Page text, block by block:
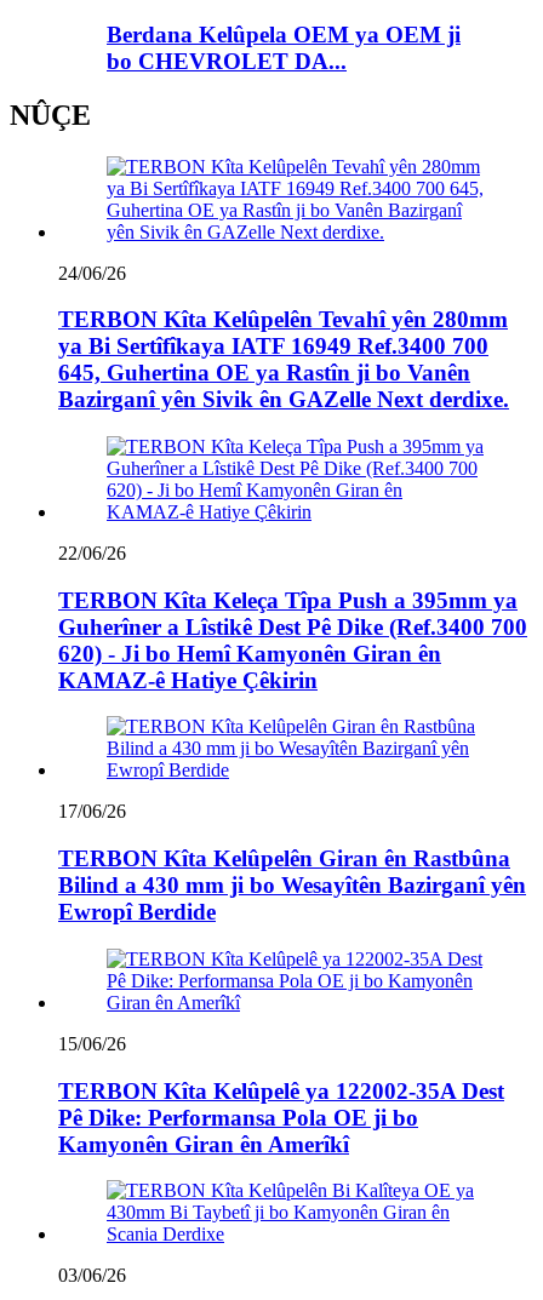
Berdana Kelûpela OEM ya OEM ji
bo CHEVROLET DA...
NÛÇE
24/06/26
TERBON Kîta Kelûpelên Tevahî yên 280mm
ya Bi Sertîfîkaya IATF 16949 Ref.3400 700
645, Guhertina OE ya Rastîn ji bo Vanên
Bazirganî yên Sivik ên GAZelle Next derdixe.
22/06/26
TERBON Kîta Keleça Tîpa Push a 395mm ya
Guherîner a Lîstikê Dest Pê Dike (Ref.3400 700
620) - Ji bo Hemî Kamyonên Giran ên
KAMAZ-ê Hatiye Çêkirin
17/06/26
TERBON Kîta Kelûpelên Giran ên Rastbûna
Bilind a 430 mm ji bo Wesayîtên Bazirganî yên
Ewropî Berdide
15/06/26
TERBON Kîta Kelûpelê ya 122002-35A Dest
Pê Dike: Performansa Pola OE ji bo
Kamyonên Giran ên Amerîkî
03/06/26